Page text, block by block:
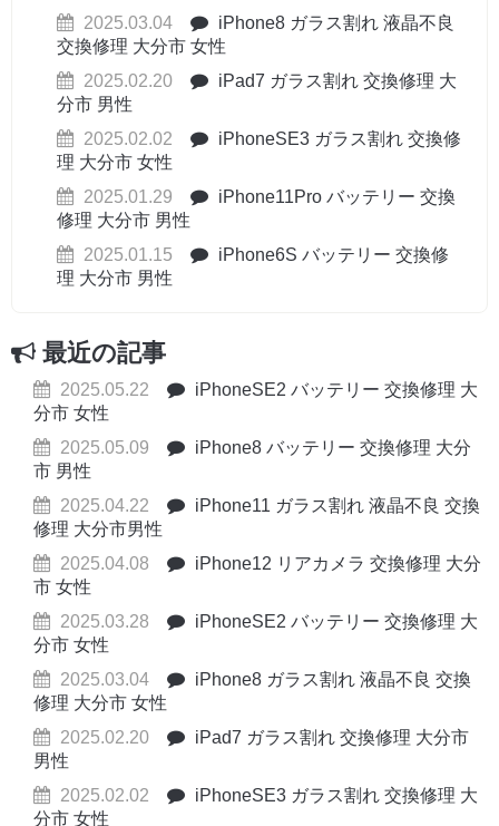
2025.03.04
iPhone8 ガラス割れ 液晶不良
交換修理 大分市 女性
2025.02.20
iPad7 ガラス割れ 交換修理 大
分市 男性
2025.02.02
iPhoneSE3 ガラス割れ 交換修
理 大分市 女性
2025.01.29
iPhone11Pro バッテリー 交換
修理 大分市 男性
2025.01.15
iPhone6S バッテリー 交換修
理 大分市 男性
最近の記事
2025.05.22
iPhoneSE2 バッテリー 交換修理 大
分市 女性
2025.05.09
iPhone8 バッテリー 交換修理 大分
市 男性
2025.04.22
iPhone11 ガラス割れ 液晶不良 交換
修理 大分市男性
2025.04.08
iPhone12 リアカメラ 交換修理 大分
市 女性
2025.03.28
iPhoneSE2 バッテリー 交換修理 大
分市 女性
2025.03.04
iPhone8 ガラス割れ 液晶不良 交換
修理 大分市 女性
2025.02.20
iPad7 ガラス割れ 交換修理 大分市
男性
2025.02.02
iPhoneSE3 ガラス割れ 交換修理 大
分市 女性